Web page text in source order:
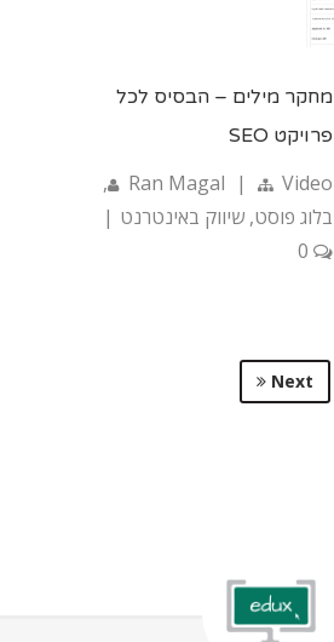
מחקר מילים – הבסיס לכל
פרויקט SEO
Ran Magal | Video
,
בלוג פוסט, שיווק באינטרנט |
Next